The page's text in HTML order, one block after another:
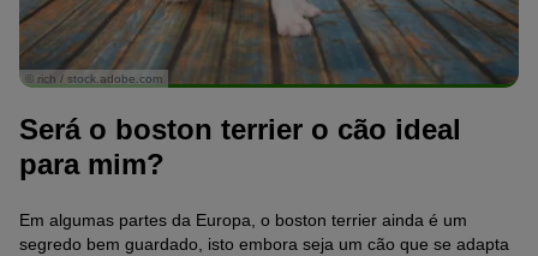
© rich / stock.adobe.com
Será o boston terrier o cão ideal
para mim?
Em algumas partes da Europa, o boston terrier ainda é um
segredo bem guardado, isto embora seja um cão que se adapta